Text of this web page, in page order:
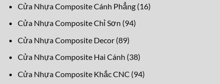
Cửa Nhựa Composite Cánh Phẳng 1616
Cửa Nhựa Composite Chỉ Sơn 9494
Cửa Nhựa Composite Decor 8989
sản
phẩm
Cửa Nhựa Composite Hai Cánh 3838
sản
phẩm
Cửa Nhựa Composite Khắc CNC 9494